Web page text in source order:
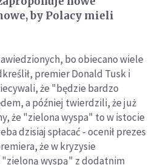
by Polacy mieli
bo obiecano wiele
premier Donald Tusk i
że "będzie bardzo
a później twierdzili, że już
że "zielona wyspa" to w istocie
dzisiaj spłacać - ocenił prezes
że w kryzysie
wyspą" z dodatnim